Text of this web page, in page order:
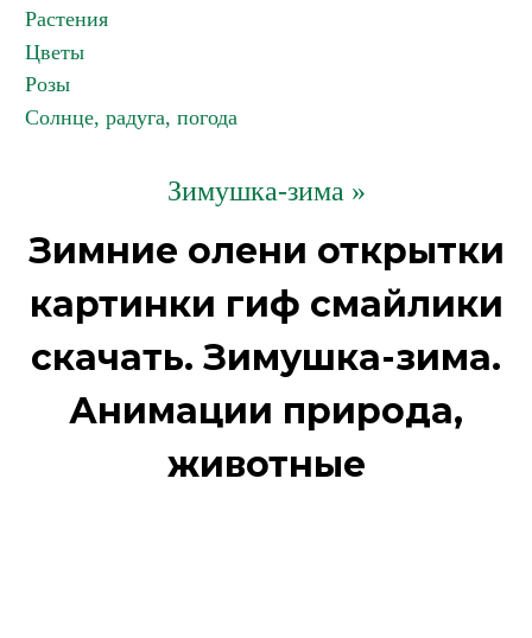
Растения
Цветы
Розы
Солнце, радуга, погода
Зимушка-зима »
Зимние олени открытки
картинки гиф смайлики
скачать. Зимушка-зима.
Анимации природа,
животные